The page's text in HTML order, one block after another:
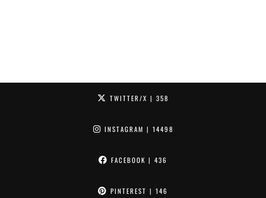
TWITTER/X | 358
INSTAGRAM | 14498
FACEBOOK | 436
PINTEREST | 146